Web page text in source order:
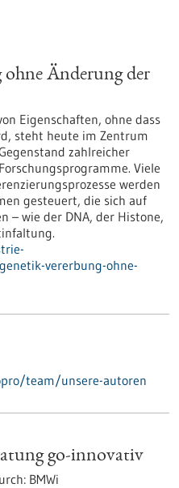
ohne Änderung der
Eigenschaften, ohne dass
steht heute im Zentrum
zahlreicher
Viele
werden
gesteuert, die sich auf
– wie der DNA, der Histone,
vererbung-ohne-
team/unsere-autoren
go-innovativ
BMWi